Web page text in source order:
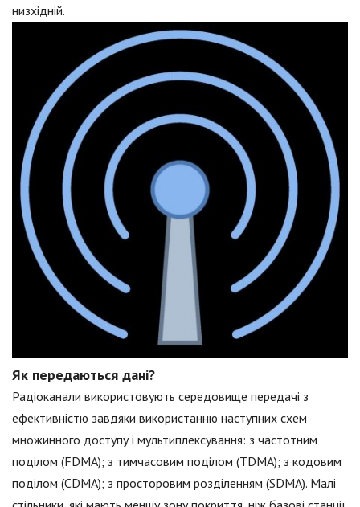
низхідній.
Як передаються дані?
Радіоканали використовують середовище передачі з
ефективністю завдяки використанню наступних схем
множинного доступу і мультиплексування: з частотним
поділом (FDMA); з тимчасовим поділом (TDMA); з кодовим
поділом (CDMA); з просторовим розділенням (SDMA). Малі